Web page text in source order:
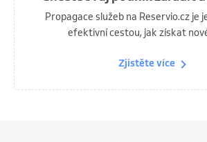
Propagace služeb na Reservio.cz je
efektivní cestou, jak získat
Zjistěte více